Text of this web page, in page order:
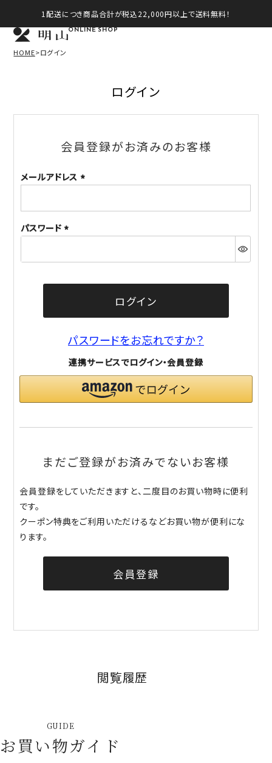
1配送につき商品合計が税込22,000円以上で送料無料！
ONLINE SHOP
HOME ログイン
ログイン
会員登録がお済みのお客様
メールアドレス
須)
パスワード
須)
ログイン
パスワードをお忘れですか？
連携サービスでログイン・会員登録
まだご登録がお済みでないお客様
会員登録をしていただきますと、二度目のお買い物時に便利
です。
クーポン特典をご利用いただけるなどお買い物が便利にな
ります。
会員登録
閲覧履歴
GUIDE
お買い物ガイド